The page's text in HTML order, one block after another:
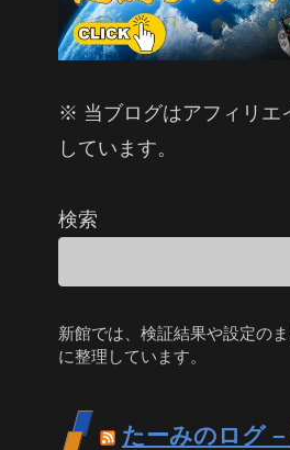
※ 当ブログはアフィリエ
しています。
検索
新館では、検証結果や設定の
に整理しています。
たーみのログ –